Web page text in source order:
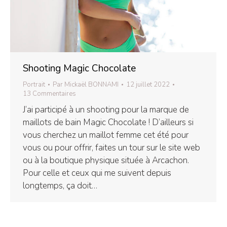
Shooting Magic Chocolate
Portrait Par Mickaël BONNAMI
12 juillet 2022
13 Commentaires
J’ai participé à un shooting pour la marque de
maillots de bain Magic Chocolate ! D’ailleurs si
vous cherchez un maillot femme cet été pour
vous ou pour offrir, faites un tour sur le site web
ou à la boutique physique située à Arcachon.
Pour celle et ceux qui me suivent depuis
longtemps, ça doit…